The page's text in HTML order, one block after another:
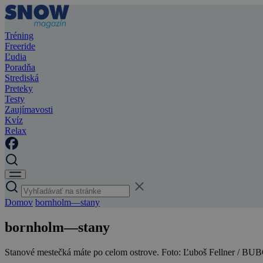
Tréning
Freeride
Ľudia
Poradňa
Strediská
Preteky
Testy
Zaujímavosti
Kvíz
Relax
Domov bornholm—stany
bornholm—stany
Stanové mestečká máte po celom ostrove. Foto: Ľuboš Fellner /